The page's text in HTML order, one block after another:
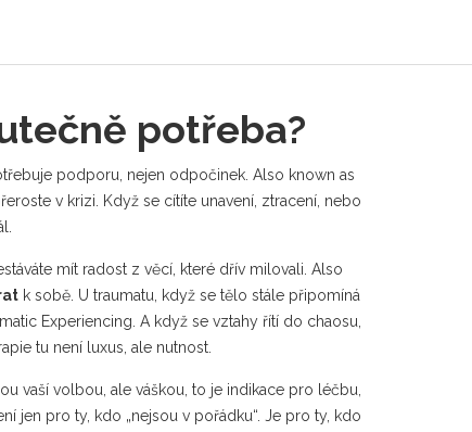
potřeba?
podporu, nejen odpočinek . Also known as
v krizi.
Když se cítíte unavení, ztracení, nebo
mít radost z věcí, které dřív milovali . Also
k sobě. U traumatu
když se tělo stále připomíná
Experiencing. A když se vztahy řítí do chaosu,
tu není luxus, ale nutnost.
vaší volbou, ale váškou, to je indikace pro léčbu,
jen pro ty, kdo „nejsou v pořádku“. Je pro ty, kdo